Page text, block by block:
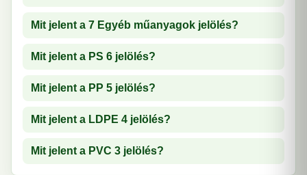
Mit jelent a 7 Egyéb műanyagok jelölés?
Mit jelent a PS 6 jelölés?
Mit jelent a PP 5 jelölés?
Mit jelent a LDPE 4 jelölés?
Mit jelent a PVC 3 jelölés?